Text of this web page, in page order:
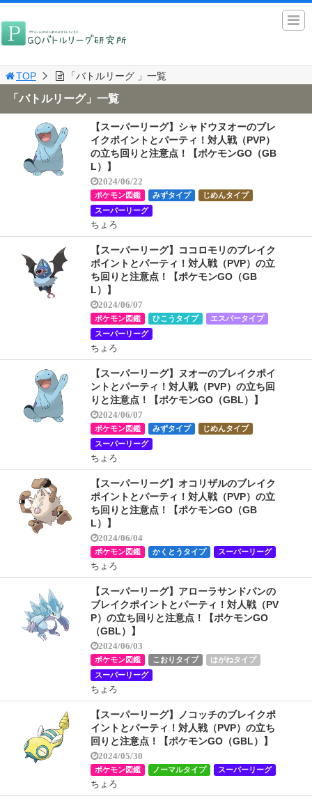
TOP 「バトルリーグ 」一覧
「バトルリーグ」一覧
【スーパーリーグ】シャドウヌオーのブレ
イクポイントとパーティ！対人戦（PVP）
の立ち回りと注意点！【ポケモンGO（GB
L）】
2024/06/22
ポケモン図鑑 みずタイプ
じめんタイプ
スーパーリーグ
ちょろ
【スーパーリーグ】ココロモリのブレイク
ポイントとパーティ！対人戦（PVP）の立
ち回りと注意点！【ポケモンGO（GB
L）】
2024/06/07
ポケモン図鑑 ひこうタイプ
エスパータイプ
スーパーリーグ
ちょろ
【スーパーリーグ】ヌオーのブレイクポイ
ントとパーティ！対人戦（PVP）の立ち回
りと注意点！【ポケモンGO（GBL）】
2024/06/07
ポケモン図鑑 みずタイプ
じめんタイプ
スーパーリーグ
ちょろ
【スーパーリーグ】オコリザルのブレイク
ポイントとパーティ！対人戦（PVP）の立
ち回りと注意点！【ポケモンGO（GB
L）】
2024/06/04
ポケモン図鑑 かくとうタイプ スーパーリーグ
ちょろ
【スーパーリーグ】アローラサンドパンの
ブレイクポイントとパーティ！対人戦（PV
P）の立ち回りと注意点！【ポケモンGO
（GBL）】
2024/06/03
ポケモン図鑑 こおりタイプ
はがねタイプ
スーパーリーグ
ちょろ
【スーパーリーグ】ノコッチのブレイクポ
イントとパーティ！対人戦（PVP）の立ち
回りと注意点！【ポケモンGO（GBL）】
2024/05/30
ポケモン図鑑 ノーマルタイプ スーパーリーグ
ちょろ